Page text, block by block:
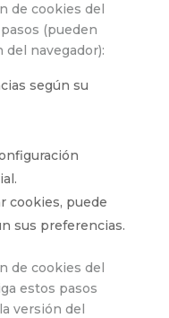
de cookies del
(pueden
navegador):
según su
cookies, puede
sus preferencias.
de cookies del
estos pasos
versión del